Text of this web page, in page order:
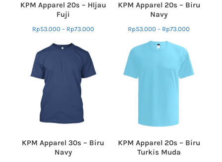
KPM Apparel 20s – HIjau
Fuji
Rp53.000 – Rp73.000
KPM Apparel 20s – Biru
Navy
Rp53.000 – Rp73.000
KPM Apparel 30s – Biru
Navy
KPM Apparel 20s – Biru
Turkis Muda